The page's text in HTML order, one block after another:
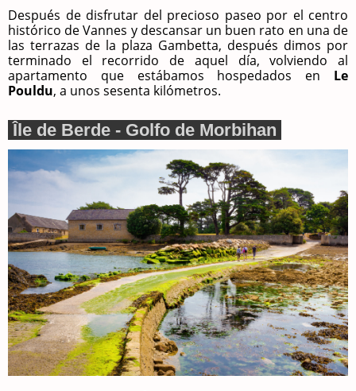
Después de disfrutar del precioso paseo por el centro
histórico de Vannes y descansar un buen rato en una de
las terrazas de la plaza Gambetta, después dimos por
terminado el recorrido de aquel día, volviendo al
apartamento que estábamos hospedados en Le
Pouldu, a unos sesenta kilómetros.
Île de Berde - Golfo de Morbihan